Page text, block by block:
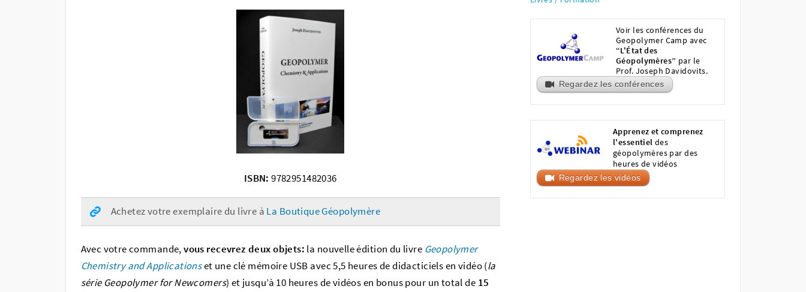
ISBN: 9782951482036
Achetez votre exemplaire du livre à La Boutique Géopolymère
Avec votre commande,vous recevrez deux objets: la nouvelle édition du livre Geopolymer
Chemistry and Applicationset une clé mémoire USB avec 5,5 heures de didacticiels en vidéo (la
série Geopolymer for Newcomers) et jusqu’à 10 heures de vidéos en bonus pour un total de 15
Voir les conférences du
Geopolymer Camp avec
“L'État des
Géopolymères” par le
Prof. Joseph Davidovits.
Regardez les conférences
Apprenez et comprenez
l'essentiel des
géopolymères par des
heures de vidéos
Regardez les vidéos